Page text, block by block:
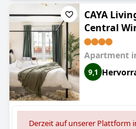
CAYA
Central
Legoland -
Lapland
Private
Apartment
9,1
Derzeit auf unserer Plattform